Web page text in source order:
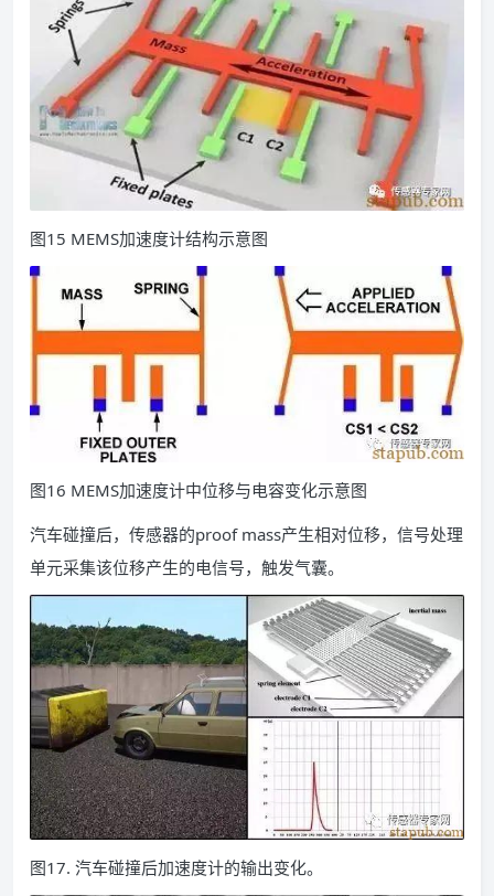
图15 MEMS加速度计结构示意图
图16 MEMS加速度计中位移与电容变化示意图
汽车碰撞后，传感器的proof mass产生相对位移，信号处理
单元采集该位移产生的电信号，触发气囊。
图17. 汽车碰撞后加速度计的输出变化。